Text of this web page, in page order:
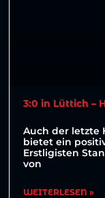
3:0 in Lüttich –
Auch der letzte
bietet ein
Erstligisten
von
WEITERLESEN »